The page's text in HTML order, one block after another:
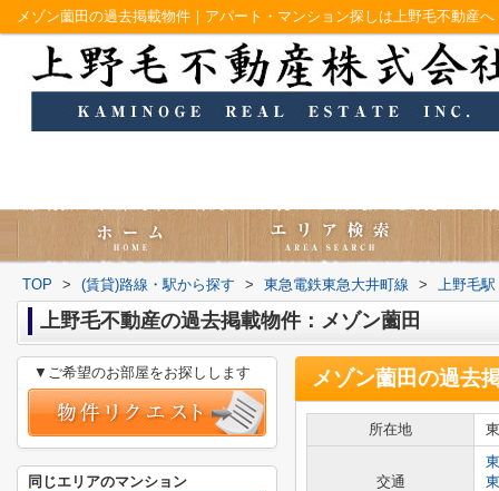
メゾン薗田の過去掲載物件｜アパート・マンション探しは上野毛不動産へ
TOP > (賃貸)路線・駅から探す > 東急電鉄東急大井町線 > 上野毛駅
上野毛不動産の過去掲載物件：メゾン薗田
メゾン薗田の過去
所在地
交通
▼ご希望のお部屋をお探しします
同じエリアのマンション